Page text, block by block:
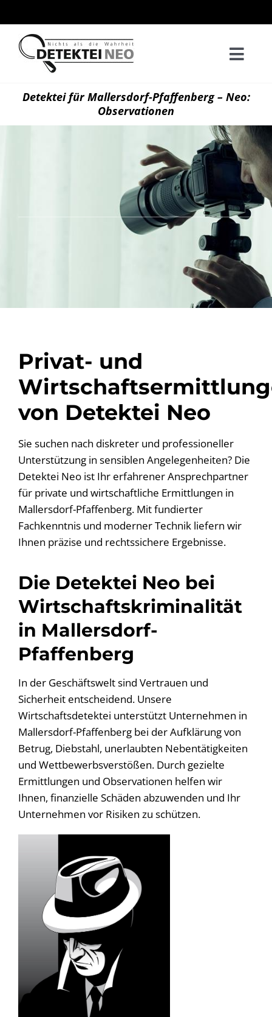
Inhalt
springen
Detektei für Mallersdorf-Pfaffenberg – Neo:
Observationen
Privat- und
von Detektei Neo
Sie suchen nach diskreter und professioneller
Unterstützung in sensiblen Angelegenheiten? Die
Detektei Neo ist Ihr erfahrener Ansprechpartner
für private und wirtschaftliche Ermittlungen in
Mallersdorf-Pfaffenberg. Mit fundierter
Fachkenntnis und moderner Technik liefern wir
Ihnen präzise und rechtssichere Ergebnisse.
Die Detektei Neo bei
Wirtschaftskriminalität
in Mallersdorf-
Pfaffenberg
In der Geschäftswelt sind Vertrauen und
Sicherheit entscheidend. Unsere
Wirtschaftsdetektei unterstützt Unternehmen in
Mallersdorf-Pfaffenberg bei der Aufklärung von
Betrug, Diebstahl, unerlaubten Nebentätigkeiten
und Wettbewerbsverstößen. Durch gezielte
Ermittlungen und Observationen helfen wir
Ihnen, finanzielle Schäden abzuwenden und Ihr
Unternehmen vor Risiken zu schützen.